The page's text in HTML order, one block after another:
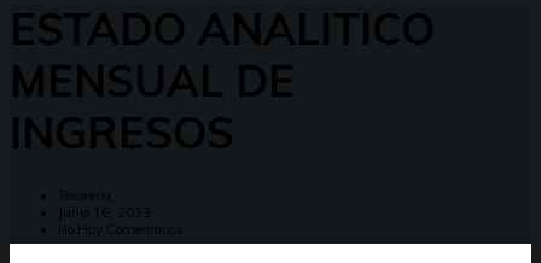
ESTADO ANALITICO
MENSUAL DE
INGRESOS
Tesoreria
Junio 16, 2023
No Hay Comentarios